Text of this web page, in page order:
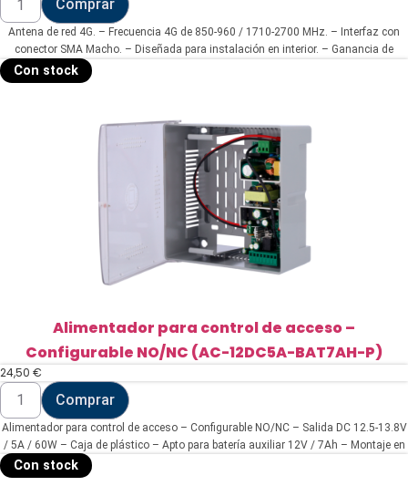
red
4G.
Frecuencia
4G
Comprar
Antena de red 4G. – Frecuencia 4G de 850-960 / 1710-2700 MHz. – Interfaz con
conector SMA Macho. – Diseñada para instalación en interior. – Ganancia de
antena 4G de 5 dBi. – Incluye cable RG174 de 3 metros de longitud.
Con stock
Alimentador para control de acceso –
Configurable NO/NC (AC-12DC5A-BAT7AH-P)
24,50 €
Alimentador
para
control
de
acceso
-
Configurable
Comprar
Alimentador para control de acceso – Configurable NO/NC – Salida DC 12.5-13.8V
/ 5A / 60W – Caja de plástico – Apto para batería auxiliar 12V / 7Ah – Montaje en
Con stock